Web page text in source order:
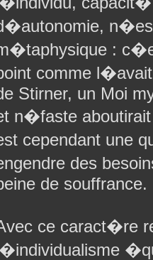
:
comme
Stirner, un Moi
n�faste
cependant une
des
de souffrance.
ce caract�re